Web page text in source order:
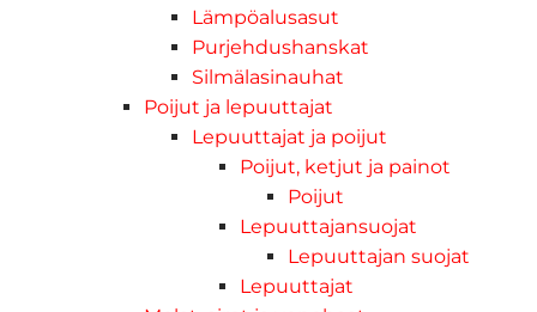
Lämpöalusasut
Purjehdushanskat
Silmälasinauhat
Poijut ja lepuuttajat
Lepuuttajat ja poijut
Poijut, ketjut ja painot
Poijut
Lepuuttajansuojat
Lepuuttajan suojat
Lepuuttajat